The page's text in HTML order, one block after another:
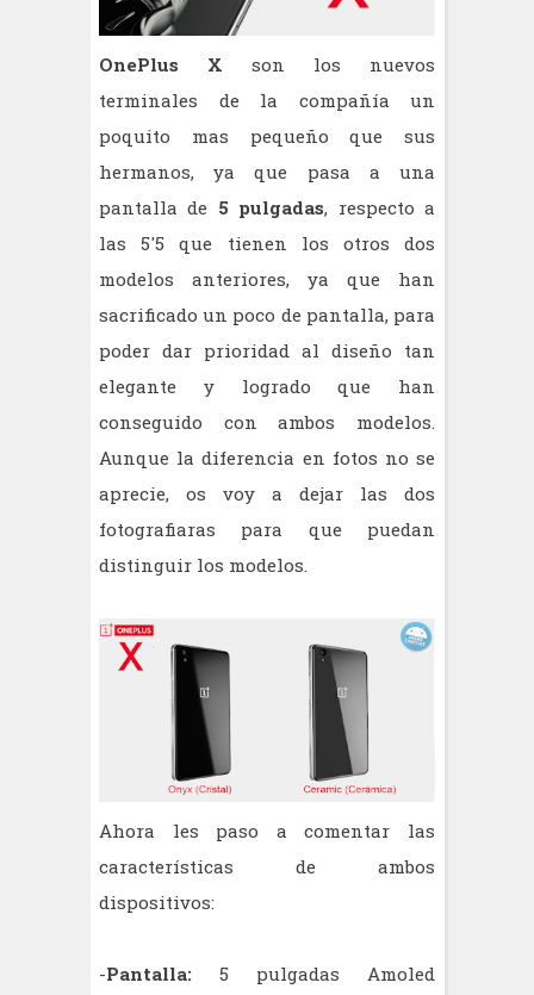
OnePlus X son los nuevos
terminales de la compañía un
poquito mas pequeño que sus
hermanos, ya que pasa a una
pantalla de 5 pulgadas, respecto a
las 5'5 que tienen los otros dos
modelos anteriores, ya que han
sacrificado un poco de pantalla, para
poder dar prioridad al diseño tan
elegante y logrado que han
conseguido con ambos modelos.
Aunque la diferencia en fotos no se
aprecie, os voy a dejar las dos
fotografiaras para que puedan
distinguir los modelos.
Ahora les paso a comentar las
características de ambos
dispositivos:
-Pantalla: 5 pulgadas Amoled